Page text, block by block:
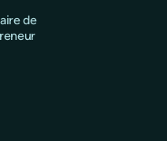
de